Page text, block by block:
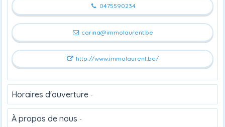
0475590234
carina@immolaurent.be
http://www.immolaurent.be/
Horaires d'ouverture -
À propos de nous -